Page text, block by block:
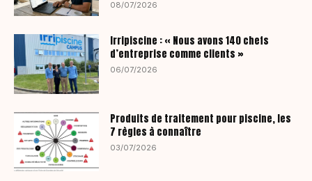
08/07/2026
Irripiscine : « Nous avons 140 chefs
d’entreprise comme clients »
06/07/2026
Produits de traitement pour piscine, les
7 règles à connaître
03/07/2026